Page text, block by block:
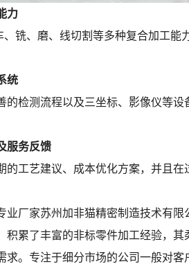
力
铣、磨、线切割等多种复合加工能
统
的检测流程以及三坐标、影像仪等
服务反馈
的工艺建议、成本优化方案，并且在
业厂家苏州加非猫精密制造技术有
积累了丰富的非标零件加工经验，
求。专注于细分市场的公司一般对